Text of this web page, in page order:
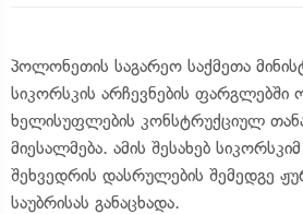
პოლონეთის საგარეო საქმეთა
სიკორსკის არჩევნების ფარგლებში
ხელისუფლების კონსტრუქციულ
მიესალმება. ამის შესახებ
შეხვედრის დასრულების შემედგე
საუბრისას განაცხადა.